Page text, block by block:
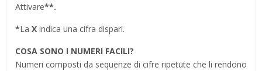
Attivare**.
*La X indica una cifra dispari.
COSA SONO I NUMERI FACILI?
Numeri composti da sequenze di cifre ripetute che li rendono